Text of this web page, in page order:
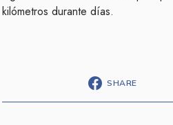
kilómetros durante días.
SHARE